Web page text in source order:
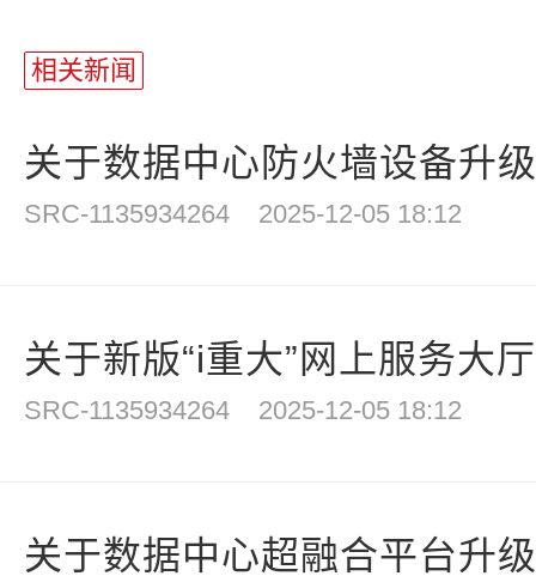
相关新闻
关于数据中心防火墙设备升
SRC-1135934264 2025-12-05 18:12
关于新版“i重大”网上服务大
SRC-1135934264 2025-12-05 18:12
关于数据中心超融合平台升